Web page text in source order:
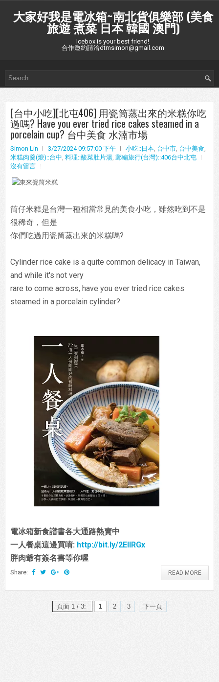
大家好我是電冰箱~南北貨俱樂部 (美食
旅遊 煮菜 日本 韓國 澳門)
Icebox is your best friend!
合作邀約請洽dtmsimon@gmail.com
[台中小吃][北屯406] 用瓷筒蒸出來的米糕你吃
過嗎? Have you ever tried rice cakes steamed in a
porcelain cup? 台中美食 水湳市場
Simon Lin 3/27/2024 09:57:00 下午 小吃::日本, 台中市, 台中美食,
米糕肉羹(焿)::台中, 料理::酸菜肚片湯, 郵編旅行(台灣)::406台中北屯
沒有留言
筒仔米糕是台灣一種相當常見的美食小吃，雖然吃到不是
很稀奇，但是
你們吃過用瓷筒蒸出來的米糕嗎?
Cylinder rice cake is a quite common delicacy in Taiwan,
and while it's not very
rare to come across, have you ever tried rice cakes
steamed in a porcelain cylinder?
電冰箱新食譜書各大通路熱賣中
一人餐桌這邊買唷: http://bit.ly/2EIIRGx
胖肉爺有簽名書等你喔
Share: READ MORE
頁面 1 / 3: 1 2 3 下一頁